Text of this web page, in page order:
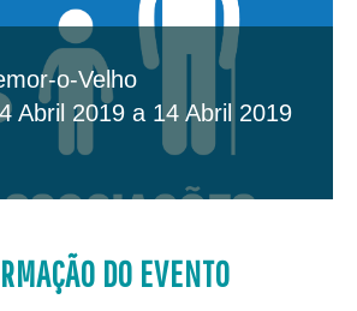
o-Velho
Abril 2019 a 14 Abril 2019
DO EVENTO